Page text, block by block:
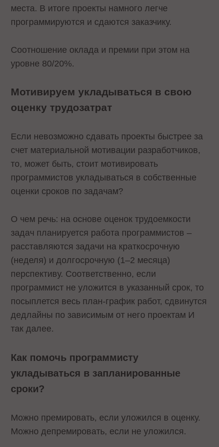
места. В итоге проекты намного легче
программируются и сдаются заказчику.
Соотношение оклада и премии при этом на
уровне 80/20%.
Мотивируем укладываться в свою
оценку трудозатрат
Если невозможно сдавать проекты быстрее за
счет материальной мотивации разработчиков,
то, может быть, стоит мотивировать
программистов укладываться в собственные
оценки сроков по задачам?
О чем речь: на основе оценок трудоемкости
задач планируется работа программистов –
расставляются задачи на краткосрочную
(неделя) и долгосрочную (1–2 месяца)
перспективу. Соответственно, если
программист не уложится в указанный срок, то
посыплется весь план-график работ, сдвинутся
дедлайны по зависимым от него проектам И
так далее.
Как помочь программисту
укладываться в запланированные
сроки?
Можно премировать, если уложился в оценку.
Можно депремировать, если не уложился.